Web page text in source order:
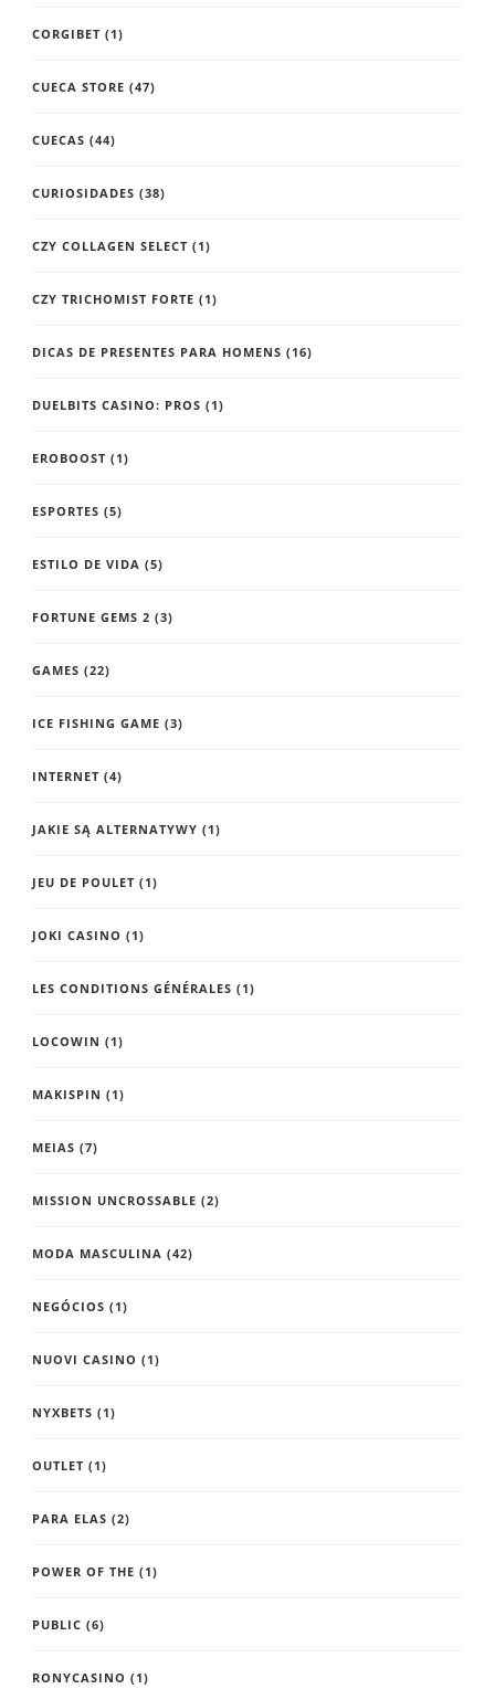
CORGIBET (1)
CUECA STORE (47)
CUECAS (44)
CURIOSIDADES (38)
CZY COLLAGEN SELECT (1)
CZY TRICHOMIST FORTE (1)
DICAS DE PRESENTES PARA HOMENS (16)
DUELBITS CASINO: PROS (1)
EROBOOST (1)
ESPORTES (5)
ESTILO DE VIDA (5)
FORTUNE GEMS 2 (3)
GAMES (22)
ICE FISHING GAME (3)
INTERNET (4)
JAKIE SĄ ALTERNATYWY (1)
JEU DE POULET (1)
JOKI CASINO (1)
LES CONDITIONS GÉNÉRALES (1)
LOCOWIN (1)
MAKISPIN (1)
MEIAS (7)
MISSION UNCROSSABLE (2)
MODA MASCULINA (42)
NEGÓCIOS (1)
NUOVI CASINO (1)
NYXBETS (1)
OUTLET (1)
PARA ELAS (2)
POWER OF THE (1)
PUBLIC (6)
RONYCASINO (1)